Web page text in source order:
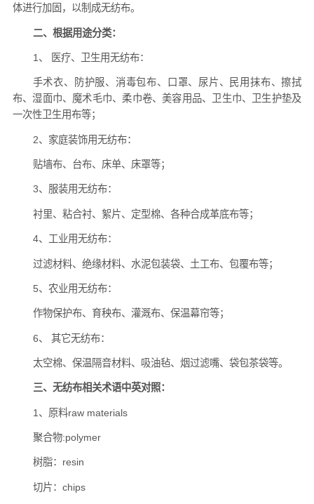
体进行加固，以制成无纺布。
二、根据用途分类：
1、 医疗、卫生用无纺布：
手术衣、防护服、消毒包布、口罩、尿片、民用抹布、擦拭
布、湿面巾、魔术毛巾、柔巾卷、美容用品、卫生巾、卫生护垫及
一次性卫生用布等；
2、家庭装饰用无纺布：
贴墙布、台布、床单、床罩等；
3、服装用无纺布：
衬里、粘合衬、絮片、定型棉、各种合成革底布等；
4、工业用无纺布：
过滤材料、绝缘材料、水泥包装袋、土工布、包覆布等；
5、农业用无纺布：
作物保护布、育秧布、灌溉布、保温幕帘等；
6、 其它无纺布：
太空棉、保温隔音材料、吸油毡、烟过滤嘴、袋包茶袋等。
三、无纺布相关术语中英对照：
1、原料raw materials
聚合物:polymer
树脂：resin
切片：chips